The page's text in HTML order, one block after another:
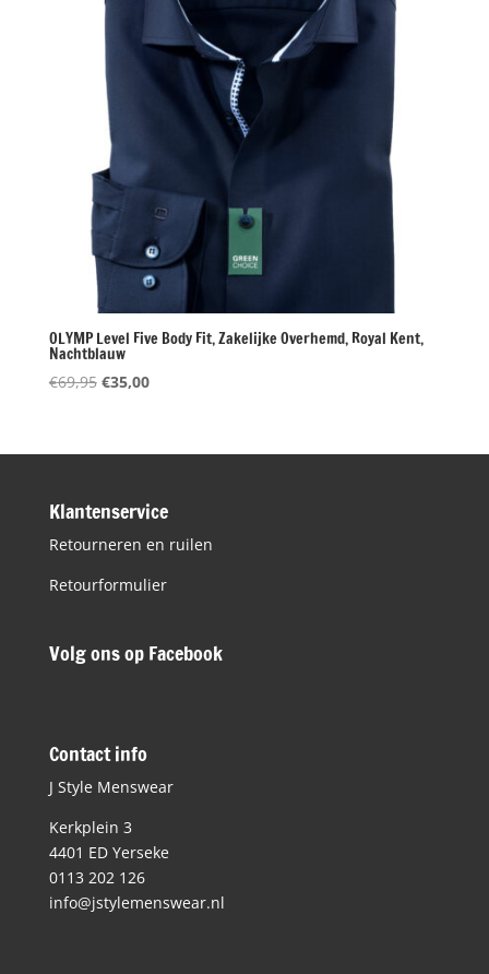
OLYMP Level Five Body Fit, Zakelijke Overhemd, Royal Kent,
Nachtblauw
€69,95 Oorspronkelijke
€69,95.
€35,00Huidige
€35,00.
Klantenservice
Retourneren en ruilen
Retourformulier
Volg ons op Facebook
Contact info
J Style Menswear
Kerkplein 3
4401 ED Yerseke
0113 202 126
info@jstylemenswear.nl